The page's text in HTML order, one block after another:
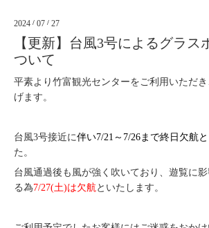
2024 / 07 / 27
【更新】台風3号によるグラス
ついて
平素より竹富観光センターをご利用いただ
げます。
台風3号接近に伴い7/21～7/26まで終日欠航と
た。
台風通過後も風が強く吹いており、遊覧に
る為7/27(土)は欠航といたします。